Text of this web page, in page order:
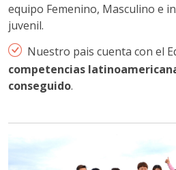
equipo Femenino, Masculino e
juvenil.
Nuestro pais cuenta con el
competencias
conseguido.